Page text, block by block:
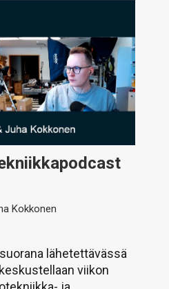
Kokkonen
lähetettävässä
viikon